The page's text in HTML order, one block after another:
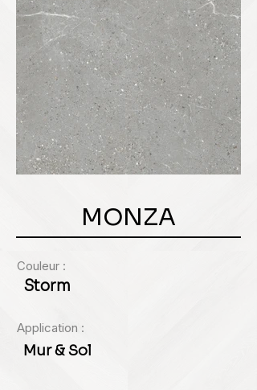
MONZA
Couleur :
Storm
Application :
Mur & Sol